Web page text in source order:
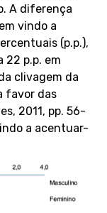
A diferença
vindo a
(p.p.),
22 p.p. em
clivagem da
favor das
2011, pp. 56-
a acentuar-